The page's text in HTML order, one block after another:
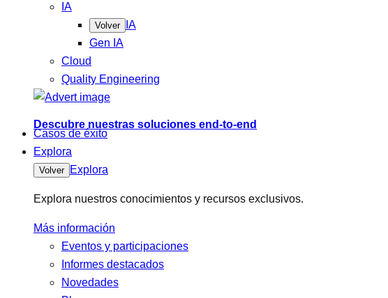
IA
Volver
IA
Gen IA
Cloud
Quality Engineering
Descubre nuestras soluciones end-to-end
Casos de éxito
Explora
Volver Explora
Explora nuestros conocimientos y recursos exclusivos.
Más información
Eventos y participaciones
Informes destacados
Novedades